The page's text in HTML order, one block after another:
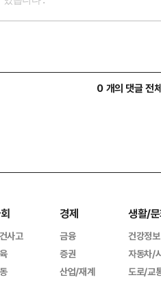
0 개의 댓글 전
사고
경제
금융
증권
산업/재계
생활/
건강정보
자동차/
도로/교